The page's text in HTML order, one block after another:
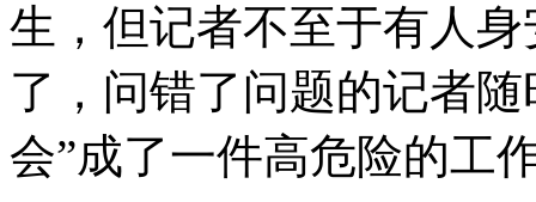
生，但记者不至于有人
了，问错了问题的记者
会”成了一件高危险的工